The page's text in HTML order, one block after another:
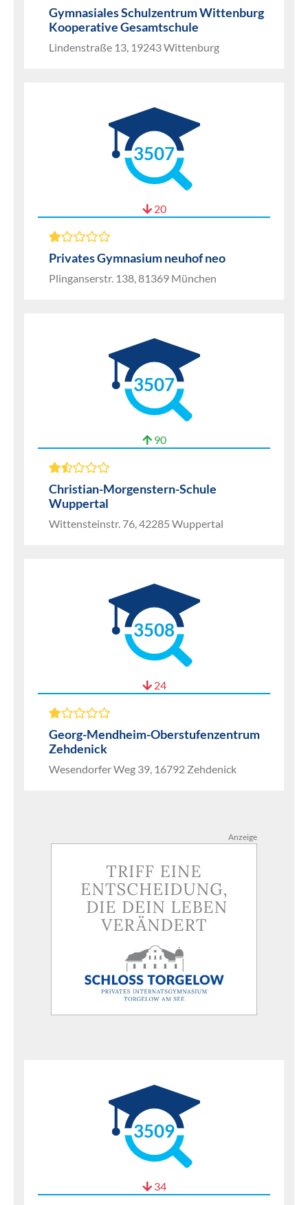
Gymnasiales Schulzentrum Wittenburg
Kooperative Gesamtschule
Lindenstraße 13, 19243 Wittenburg
3507
20
Privates Gymnasium neuhof neo
Plinganserstr. 138, 81369 München
3507
90
Christian-Morgenstern-Schule
Wuppertal
Wittensteinstr. 76, 42285 Wuppertal
3508
24
Georg-Mendheim-Oberstufenzentrum
Zehdenick
Wesendorfer Weg 39, 16792 Zehdenick
Anzeige
3509
34